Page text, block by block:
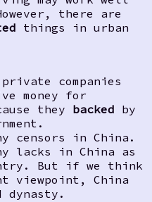
there are
things in urban
private companies
money for
they backed by
censors in China.
lacks in China as
But if we think
viewpoint, China